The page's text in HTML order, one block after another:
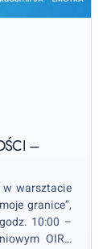
–
w warsztacie
granice”,
10:00 –
OIRP